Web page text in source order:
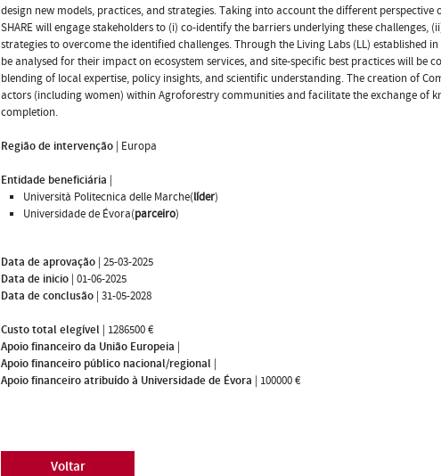
design new models, practices, and strategies. Taking into account the different
SHARE will engage stakeholders to (i) co-identify the barriers underlying these challenges,
strategies to overcome the identified challenges. Through the Living Labs (LL) established
be analysed for their impact on ecosystem services, and site-specific best practices will be
blending of local expertise, policy insights, and scientific understanding. The creation of
actors (including women) within Agroforestry communities and facilitate the exchange of
completion.
Região de intervenção | Europa
Entidade beneficiária |
Università Politecnica delle Marche(líder)
Universidade de Évora(parceiro)
Data de aprovação | 25-03-2025
Data de inicio | 01-06-2025
Data de conclusão | 31-05-2028
Custo total elegível | 1286500 €
Apoio financeiro da União Europeia |
Apoio financeiro público nacional/regional |
Apoio financeiro atribuído à Universidade de Évora | 100000 €
Voltar